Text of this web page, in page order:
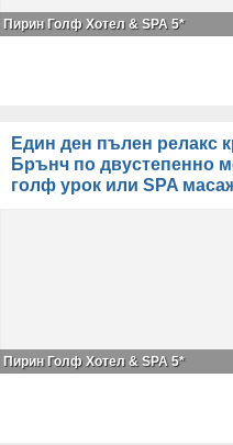
Пирин Голф Хотел & SPA 5*
Един ден пълен релакс
Брънч по двустепенно
голф урок или SPA
Пирин Голф Хотел & SPA 5*